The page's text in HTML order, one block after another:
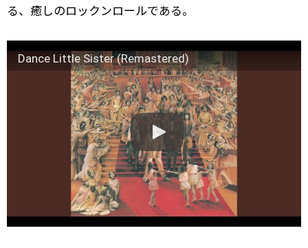
る、癒しのロックンロールである。
Dance Little Sister (Remastered)